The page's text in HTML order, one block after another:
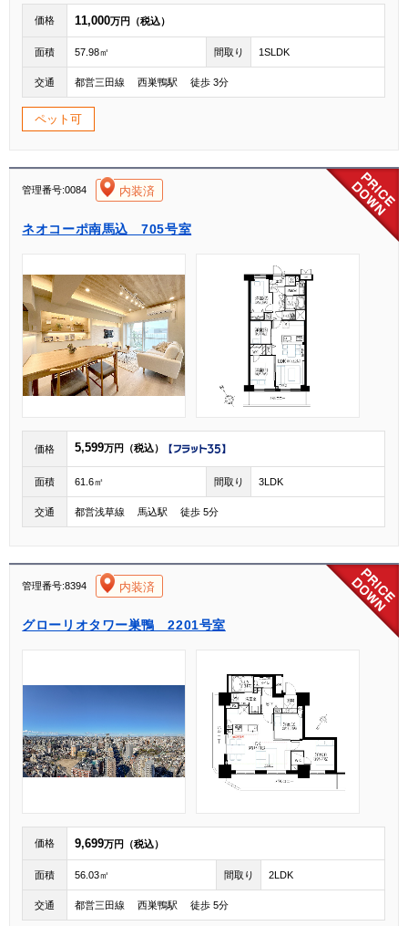
価格 11,000万円（税込）
面積 57.98㎡ 間取り 1SLDK
交通 都営三田線 西巣鴨駅 徒歩 3分
ペット可
管理番号:0084 内装済
ネオコーポ南馬込 705号室
価格 5,599万円（税込）
面積 61.6㎡ 間取り 3LDK
交通 都営浅草線 馬込駅 徒歩 5分
[004]
管理番号:8394 内装済
グローリオタワー巣鴨 2201号室
価格 9,699万円（税込）
面積 56.03㎡ 間取り 2LDK
交通 都営三田線 西巣鴨駅 徒歩 5分
[004]